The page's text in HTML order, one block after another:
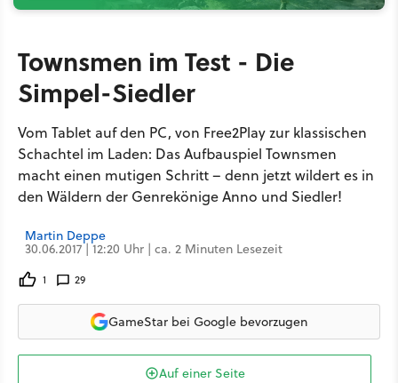
Townsmen im Test - Die
Simpel-Siedler
Vom Tablet auf den PC, von Free2Play zur klassischen
Schachtel im Laden: Das Aufbauspiel Townsmen
macht einen mutigen Schritt – denn jetzt wildert es in
den Wäldern der Genrekönige Anno und Siedler!
Martin Deppe
30.06.2017 | 12:20 Uhr | ca. 2 Minuten Lesezeit
1 29
GameStar bei Google bevorzugen
Auf einer Seite